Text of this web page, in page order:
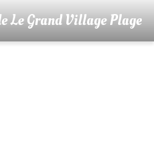
Le Grand Village Plage